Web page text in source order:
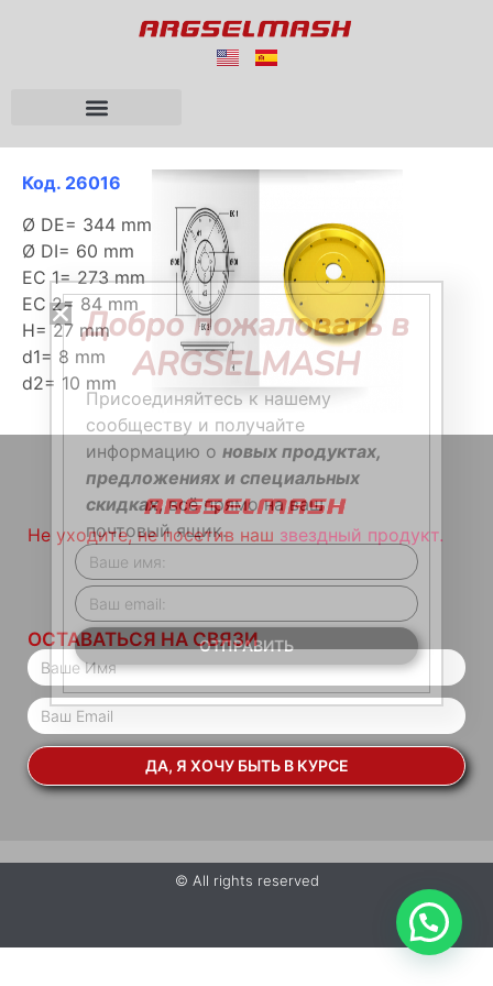
Код. 26016
Ø DE= 344 mm
Ø DI= 60 mm
EC 1= 273 mm
EC 2= 84 mm
H= 27 mm
d1= 8 mm
d2= 10 mm
Не уходите, не посетив наш звездный продукт.
ОСТАВАТЬСЯ НА СВЯЗИ
ДА, Я ХОЧУ БЫТЬ В КУРСЕ
© All rights reserved
Добро пожаловать в
ARGSELMASH
Присоединяйтесь к нашему
сообществу и получайте
информацию о новых продуктах,
предложениях и специальных
скидках, всё прямо на ваш
почтовый ящик.
ОТПРАВИТЬ